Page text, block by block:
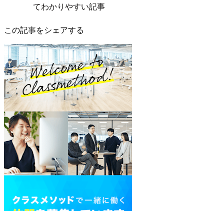
てわかりやすい記事
この記事をシェアする